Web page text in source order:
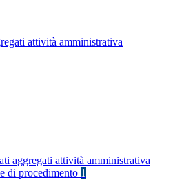
attività amministrativa
aggregati attività amministrativa
di procedimento 1